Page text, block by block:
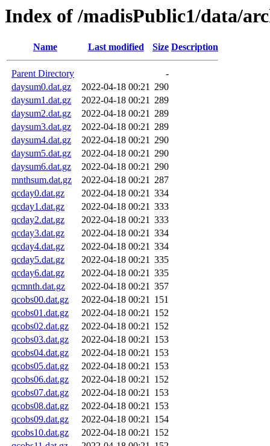
Index of /madisPublic1/data/
Name Last modified Size Description
Parent Directory
-
daysum0.dat.gz
2022-04-18 00:21 290
daysum1.dat.gz
2022-04-18 00:21 289
daysum2.dat.gz
2022-04-18 00:21 289
daysum3.dat.gz
2022-04-18 00:21 289
daysum4.dat.gz
2022-04-18 00:21 290
daysum5.dat.gz
2022-04-18 00:21 290
daysum6.dat.gz
2022-04-18 00:21 290
mnthsum.dat.gz
2022-04-18 00:21 287
qcday0.dat.gz
2022-04-18 00:21 334
qcday1.dat.gz
2022-04-18 00:21 333
qcday2.dat.gz
2022-04-18 00:21 333
qcday3.dat.gz
2022-04-18 00:21 334
qcday4.dat.gz
2022-04-18 00:21 334
qcday5.dat.gz
2022-04-18 00:21 335
qcday6.dat.gz
2022-04-18 00:21 335
qcmnth.dat.gz
2022-04-18 00:21 357
qcobs00.dat.gz
2022-04-18 00:21 151
qcobs01.dat.gz
2022-04-18 00:21 152
qcobs02.dat.gz
2022-04-18 00:21 152
qcobs03.dat.gz
2022-04-18 00:21 153
qcobs04.dat.gz
2022-04-18 00:21 153
qcobs05.dat.gz
2022-04-18 00:21 153
qcobs06.dat.gz
2022-04-18 00:21 152
qcobs07.dat.gz
2022-04-18 00:21 153
qcobs08.dat.gz
2022-04-18 00:21 153
qcobs09.dat.gz
2022-04-18 00:21 154
qcobs10.dat.gz
2022-04-18 00:21 152